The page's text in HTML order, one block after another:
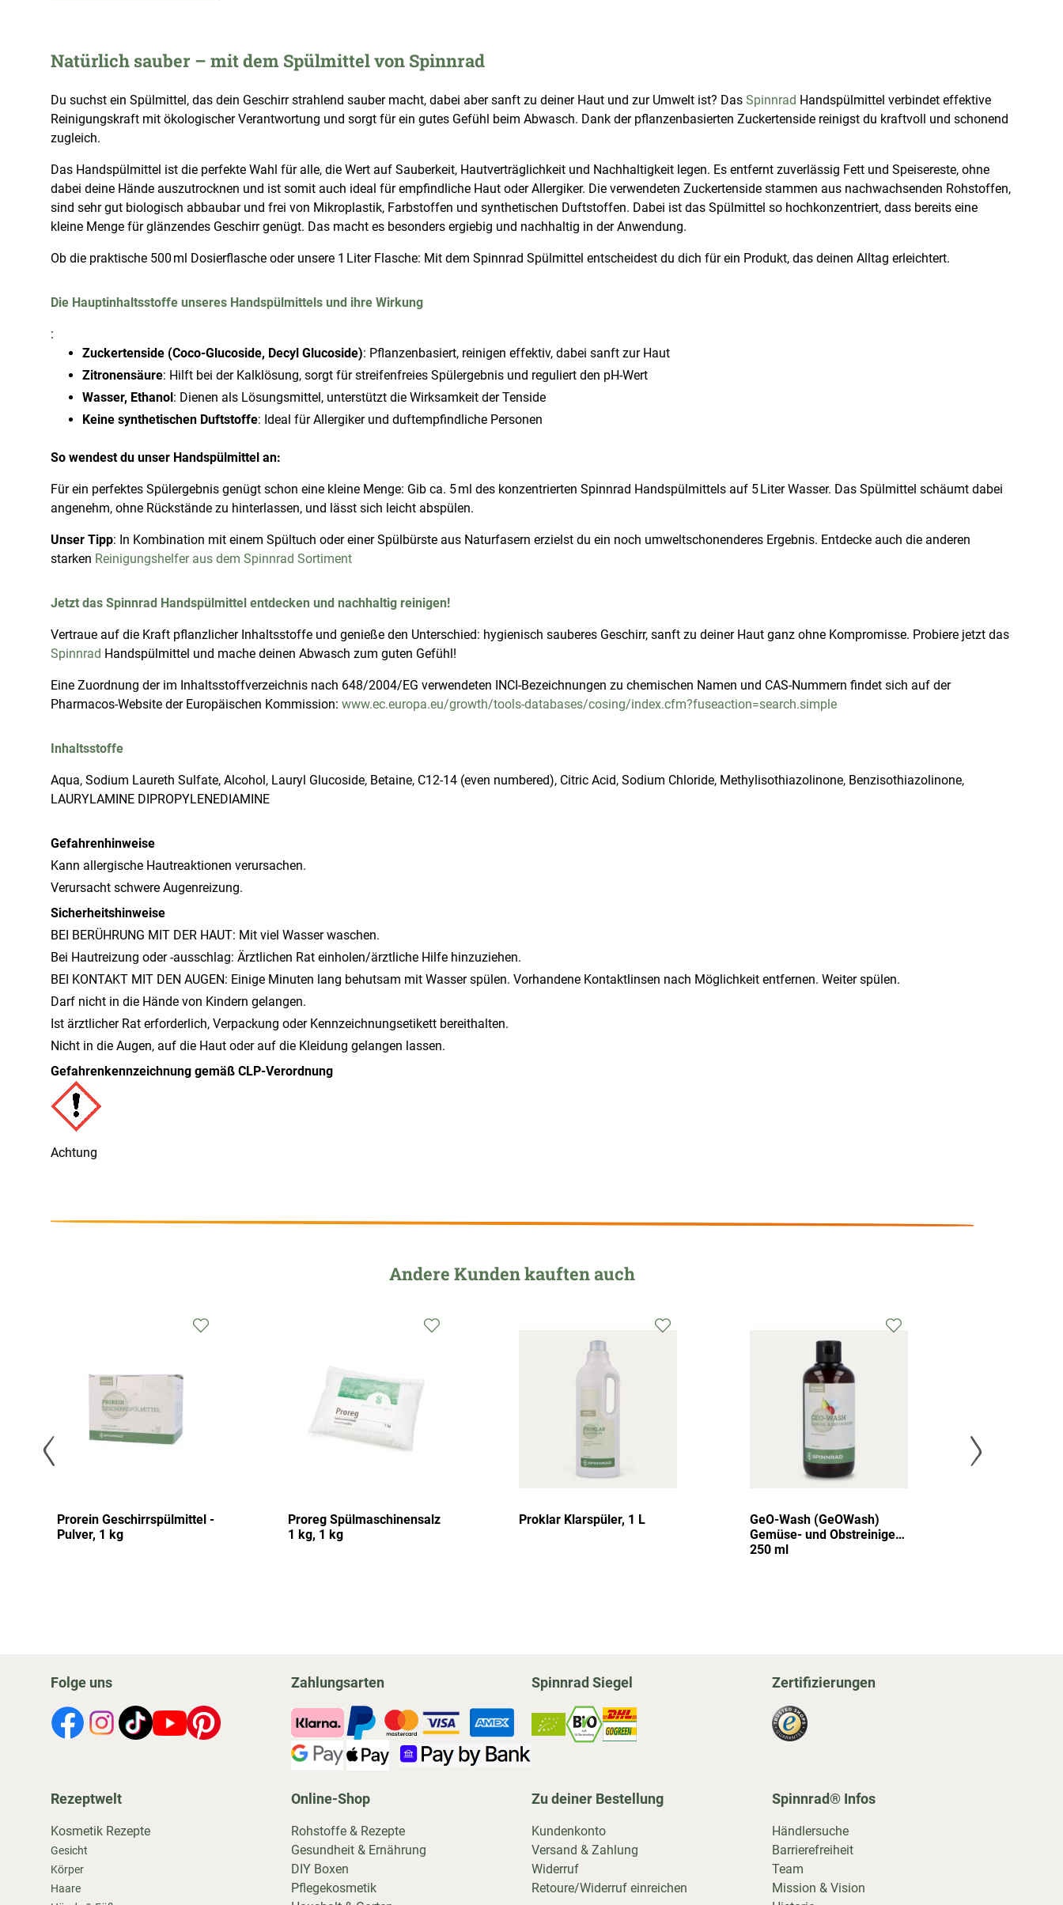
Natürlich sauber – mit dem Spülmittel von Spinnrad
Du suchst ein Spülmittel, das dein Geschirr strahlend sauber macht, dabei aber sanft zu deiner Haut und zur Umwelt ist? Das Spinnrad Handspülmittel verbindet effektive
Reinigungskraft mit ökologischer Verantwortung und sorgt für ein gutes Gefühl beim Abwasch. Dank der pflanzenbasierten Zuckertenside reinigst du kraftvoll und schonend
zugleich.
Das Handspülmittel ist die perfekte Wahl für alle, die Wert auf Sauberkeit, Hautverträglichkeit und Nachhaltigkeit legen. Es entfernt zuverlässig Fett und Speisereste, ohne
dabei deine Hände auszutrocknen und ist somit auch ideal für empfindliche Haut oder Allergiker. Die verwendeten Zuckertenside stammen aus nachwachsenden Rohstoffen,
sind sehr gut biologisch abbaubar und frei von Mikroplastik, Farbstoffen und synthetischen Duftstoffen. Dabei ist das Spülmittel so hochkonzentriert, dass bereits eine
kleine Menge für glänzendes Geschirr genügt. Das macht es besonders ergiebig und nachhaltig in der Anwendung.
Ob die praktische 500 ml Dosierflasche oder unsere 1 Liter Flasche: Mit dem Spinnrad Spülmittel entscheidest du dich für ein Produkt, das deinen Alltag erleichtert.
Die Hauptinhaltsstoffe unseres Handspülmittels und ihre Wirkung
:
Zuckertenside (Coco-Glucoside, Decyl Glucoside): Pflanzenbasiert, reinigen effektiv, dabei sanft zur Haut
Zitronensäure: Hilft bei der Kalklösung, sorgt für streifenfreies Spülergebnis und reguliert den pH-Wert
Wasser, Ethanol: Dienen als Lösungsmittel, unterstützt die Wirksamkeit der Tenside
Keine synthetischen Duftstoffe: Ideal für Allergiker und duftempfindliche Personen
So wendest du unser Handspülmittel an:
Für ein perfektes Spülergebnis genügt schon eine kleine Menge: Gib ca. 5 ml des konzentrierten Spinnrad Handspülmittels auf 5 Liter Wasser. Das Spülmittel schäumt dabei
angenehm, ohne Rückstände zu hinterlassen, und lässt sich leicht abspülen.
Unser Tipp: In Kombination mit einem Spültuch oder einer Spülbürste aus Naturfasern erzielst du ein noch umweltschonenderes Ergebnis. Entdecke auch die anderen
starken Reinigungshelfer aus dem Spinnrad Sortiment
Jetzt das Spinnrad Handspülmittel entdecken und nachhaltig reinigen!
Vertraue auf die Kraft pflanzlicher Inhaltsstoffe und genieße den Unterschied: hygienisch sauberes Geschirr, sanft zu deiner Haut ganz ohne Kompromisse. Probiere jetzt das
Spinnrad Handspülmittel und mache deinen Abwasch zum guten Gefühl!
Eine Zuordnung der im Inhaltsstoffverzeichnis nach 648/2004/EG verwendeten INCI-Bezeichnungen zu chemischen Namen und CAS-Nummern findet sich auf der
Pharmacos-Website der Europäischen Kommission: www.ec.europa.eu/growth/tools-databases/cosing/index.cfm?fuseaction=search.simple
Inhaltsstoffe
Aqua, Sodium Laureth Sulfate, Alcohol, Lauryl Glucoside, Betaine, C12-14 (even numbered), Citric Acid, Sodium Chloride, Methylisothiazolinone, Benzisothiazolinone,
LAURYLAMINE DIPROPYLENEDIAMINE
Gefahrenhinweise
Kann allergische Hautreaktionen verursachen.
Verursacht schwere Augenreizung.
Sicherheitshinweise
BEI BERÜHRUNG MIT DER HAUT: Mit viel Wasser waschen.
Bei Hautreizung oder -ausschlag: Ärztlichen Rat einholen/ärztliche Hilfe hinzuziehen.
BEI KONTAKT MIT DEN AUGEN: Einige Minuten lang behutsam mit Wasser spülen. Vorhandene Kontaktlinsen nach Möglichkeit entfernen. Weiter spülen.
Darf nicht in die Hände von Kindern gelangen.
Ist ärztlicher Rat erforderlich, Verpackung oder Kennzeichnungsetikett bereithalten.
Nicht in die Augen, auf die Haut oder auf die Kleidung gelangen lassen.
Gefahrenkennzeichnung gemäß CLP-Verordnung
Achtung
Andere Kunden kauften auch
Prorein Geschirrspülmittel -
Pulver, 1 kg
Proreg Spülmaschinensalz
1 kg, 1 kg
Proklar Klarspüler, 1 L
GeO-Wash (GeOWash)
Gemüse- und Obstreiniger,
250 ml
Folge uns Zahlungsarten Spinnrad Siegel Zertifizierungen
Rezeptwelt
Kosmetik Rezepte
Gesicht
Körper
Haare
Online-Shop
Rohstoffe & Rezepte
Gesundheit & Ernährung
DIY Boxen
Pflegekosmetik
Zu deiner Bestellung
Kundenkonto
Versand & Zahlung
Widerruf
Retoure/Widerruf einreichen
Spinnrad® Infos
Händlersuche
Barrierefreiheit
Team
Mission & Vision